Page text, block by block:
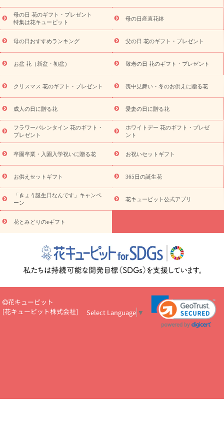
念日
結婚祝い 出産祝い 退院祝い・快気祝い
寿祝い
プチギフト ペットのお祝いフラワー
供え・お悔やみ商品一覧
お供え・お悔やみの花
四十九日法要以
降に贈る花
通夜・葬儀に贈る花
お供え お花とセットギフト
お供え プリザーブドフラワー
ペットのお供えフラワー
お盆（新
盆・初盆）
その他 お祝い返し お見舞い
お取り寄せギフト
ビジネス用
ご自宅用 観葉植物 ミディ胡蝶蘭
プリザーブ
ドフラワー
スタイルから探す アレンジメント 花束
スタ
ンド花
お祝い お供え・お悔やみ 胡蝶蘭 胡蝶蘭・花鉢
ディ胡蝶蘭・お祝い
ミディ胡蝶蘭・お供え
世界初の青色胡蝶蘭
観葉植物
観葉植物 産直多肉植物
プリザーブドフラワー
お祝い
お供え・お悔やみ 花とセットギフト
セミオーダー
プチギフト（hanamore -ハナモア-）
花とみどりのeギフト
キューピットのeGfit
カラー ピンク イエローオレンジ
レッ
ド
お花の種類 トルコキキョウ
お祝い お祝い・3000円～ お祝い・4000円～
お祝い・
5000円～
お祝い・7000円～ お祝い・ 10000円～
お供え・お
悔やみ
円～
お供え・お悔やみ・
読み物
いのマナー
定年退職祝いのマナー
お祝いを贈るときのマナー・
花キューピットのお祝いコラム一覧
誕生日のお花を「色
彩心理学」で選ぶ方法
結婚祝いの予算相場
出産祝いお役立ち情
ール
新築引っ越し祝いコラム お祝い花のマナー総まとめ
職
場上司や先輩へ贈るお祝い花の正解は？
開店祝いの花 選び方ガイ
あり)
花キューピット×専門家
CO2排出量削減 / SDGsを考える
母の日 花のギフト・プレゼント
特集は花キューピット
母の日産直花鉢
母の日おすすめランキング 父の日 花のギフト・プレゼント
お盆 花（新盆・初盆） 敬老の日 花のギフト・プレゼント
クリスマス 花のギフト・プレゼント 喪中見舞い・冬のお供えに贈る花
成人の日に贈る花 愛妻の日に贈る花
フラワーバレンタイン 花のギフト・
プレゼント
ホワイトデー 花のギフト・プレゼ
ント
卒園卒業・入園入学祝いに贈る花 お祝いセットギフト
お供えセットギフト 365日の誕生花
「きょう誕生日なんです」キャンペ
ーン
花キューピット公式アプリ
花とみどりのeギフト
花キューピット
[花キューピット株式会社] Select Language ▼